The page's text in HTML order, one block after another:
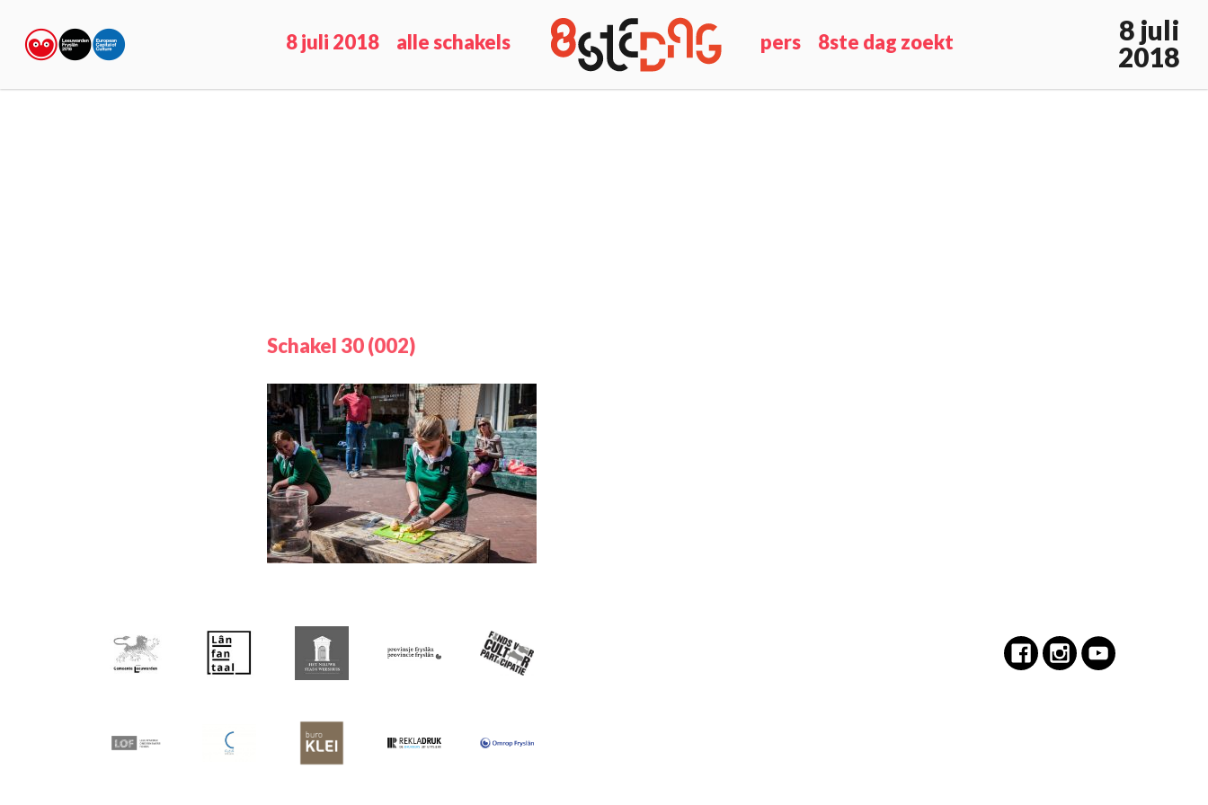
8 juli 2018 alle schakels pers 8ste dag zoekt
8 juli
2018
Schakel 30 (002)